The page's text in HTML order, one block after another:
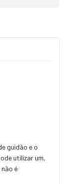
guidão e o
utilizar um,
é